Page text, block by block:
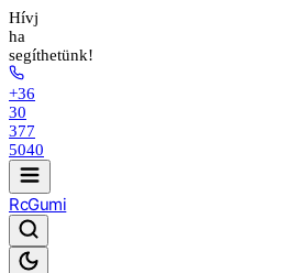
Hívj
ha
segíthetünk!
+36
30
377
5040
RcGumi